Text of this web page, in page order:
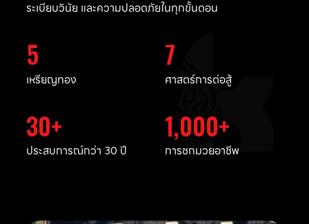
ระเบียบวินัย และความปลอดภัยในทุกขั้นตอน
5
เหรียญทอง
7
ศาสตร์การต่อสู้
30
ประสบการณ์กว่า 30 ปี
1,000
การชกมวยอาชีพ